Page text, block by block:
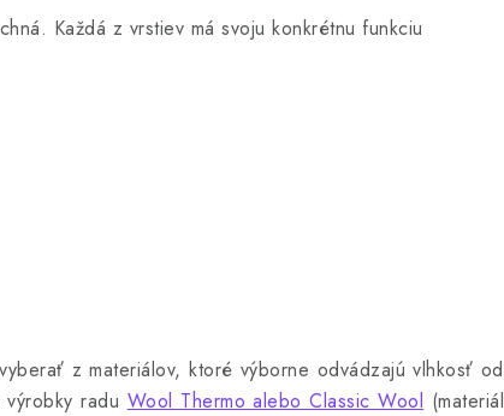
Každá z vrstiev má svoju konkrétnu funkciu
z materiálov, ktoré výborne odvádzajú vlhkosť od
radu Wool Thermo alebo Classic Wool (materiál